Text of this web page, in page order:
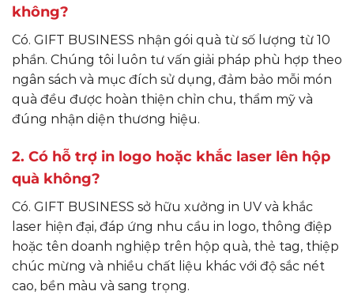
không?
Có. GIFT BUSINESS nhận gói quà từ số lượng từ 10
phần. Chúng tôi luôn tư vấn giải pháp phù hợp theo
ngân sách và mục đích sử dụng, đảm bảo mỗi món
quà đều được hoàn thiện chỉn chu, thẩm mỹ và
đúng nhận diện thương hiệu.
2. Có hỗ trợ in logo hoặc khắc laser lên hộp
quà không?
Có. GIFT BUSINESS sở hữu xưởng in UV và khắc
laser hiện đại, đáp ứng nhu cầu in logo, thông điệp
hoặc tên doanh nghiệp trên hộp quà, thẻ tag, thiệp
chúc mừng và nhiều chất liệu khác với độ sắc nét
cao, bền màu và sang trọng.